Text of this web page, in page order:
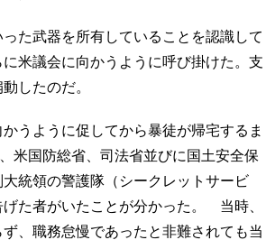
た武器を所有していることを認識して
米議会に向かうように呼び掛けた。支
したのだ。
うように促してから暴徒が帰宅するま
米国防総省、司法省並びに国土安全保
統領の警護隊（シークレットサービ
た者がいたことが分かった。 当時、
、職務怠慢であったと非難されても当